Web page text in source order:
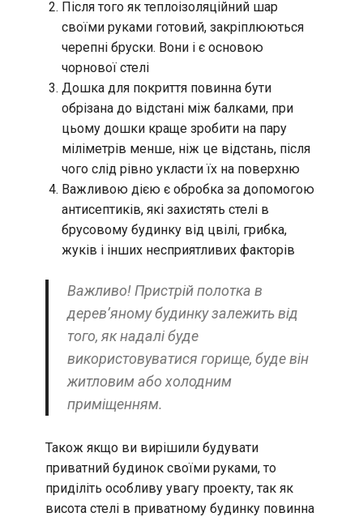
Після того як теплоізоляційний шар
своїми руками готовий, закріплюються
черепні бруски. Вони і є основою
чорнової стелі
Дошка для покриття повинна бути
обрізана до відстані між балками, при
цьому дошки краще зробити на пару
міліметрів менше, ніж це відстань, після
чого слід рівно укласти їх на поверхню
Важливою дією є обробка за допомогою
антисептиків, які захистять стелі в
брусовому будинку від цвілі, грибка,
жуків і інших несприятливих факторів
Важливо! Пристрій полотка в
дерев’яному будинку залежить від
того, як надалі буде
використовуватися горище, буде він
житловим або холодним
приміщенням.
Також якщо ви вирішили будувати
приватний будинок своїми руками, то
приділіть особливу увагу проекту, так як
висота стелі в приватному будинку повинна